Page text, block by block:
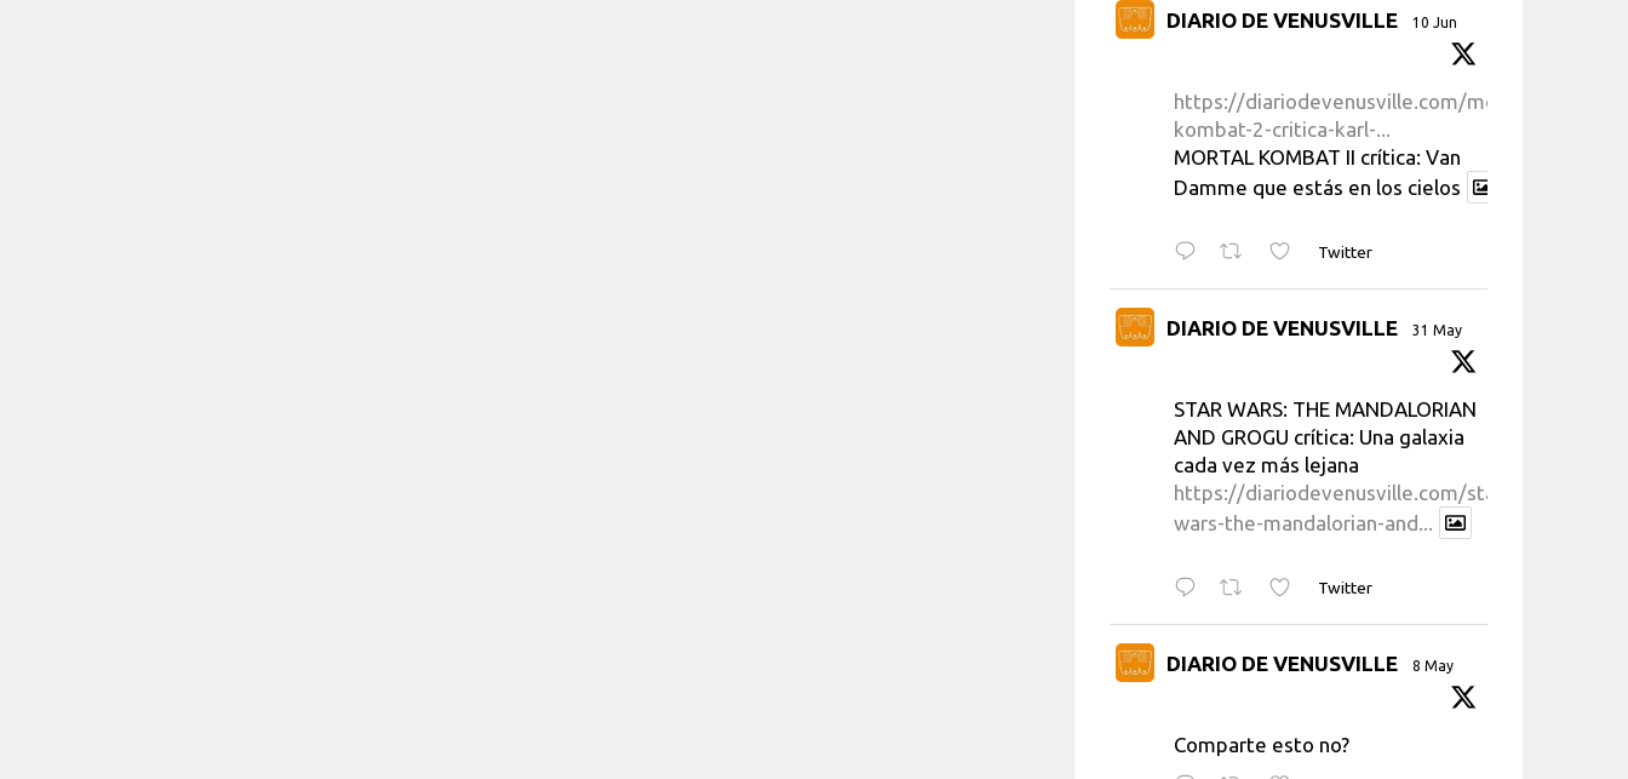
DIARIO DE VENUSVILLE 10 Jun
https://diariodevenusville.com/mortal-
kombat-2-critica-karl-...
MORTAL KOMBAT II crítica: Van
Damme que estás en los cielos
Twitter
DIARIO DE VENUSVILLE 31 May
STAR WARS: THE MANDALORIAN
AND GROGU crítica: Una galaxia
cada vez más lejana
https://diariodevenusville.com/star-
wars-the-mandalorian-and...
Twitter
DIARIO DE VENUSVILLE 8 May
Comparte esto no?